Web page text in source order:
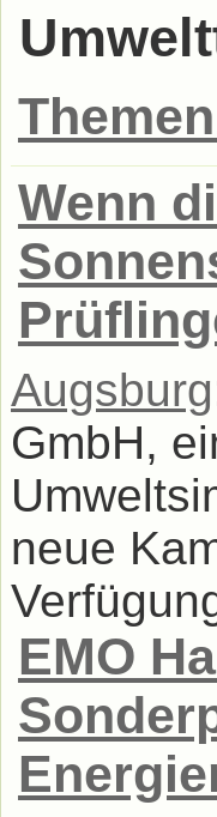
Wenn
Augsburg
GmbH,
neue
EMO